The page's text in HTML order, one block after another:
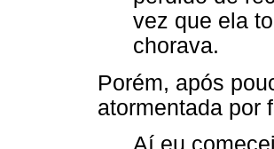
vez que ela
chorava.
Porém, após
atormentada por